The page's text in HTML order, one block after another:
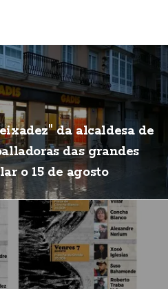
da alcaldesa de
das grandes
o 15 de agosto